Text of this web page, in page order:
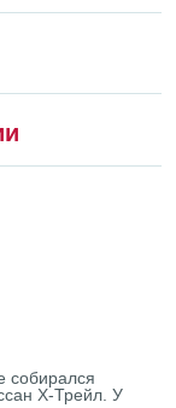
собирался
Х-Трейл. У